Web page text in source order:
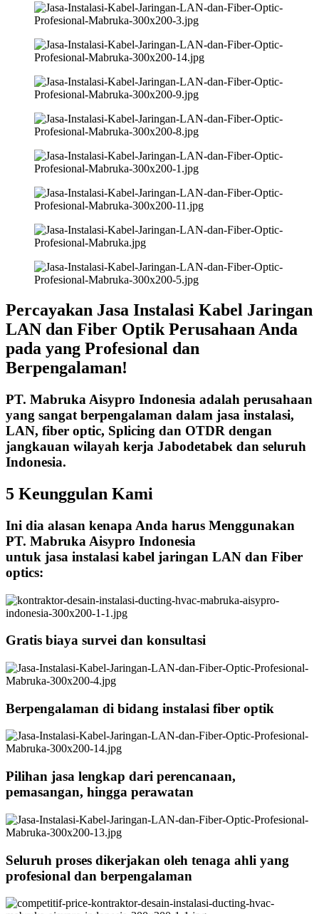
Percayakan Jasa Instalasi Kabel Jaringan
LAN dan Fiber Optik Perusahaan Anda
pada yang Profesional dan
Berpengalaman!
PT. Mabruka Aisypro Indonesia adalah perusahaan
yang sangat berpengalaman dalam jasa instalasi,
LAN, fiber optic, Splicing dan OTDR dengan
jangkauan wilayah kerja Jabodetabek dan seluruh
Indonesia.
5 Keunggulan Kami
Ini dia alasan kenapa Anda harus Menggunakan
PT. Mabruka Aisypro Indonesia
untuk jasa instalasi kabel jaringan LAN dan Fiber
optics:
Gratis biaya survei dan konsultasi
Berpengalaman di bidang instalasi fiber optik
Pilihan jasa lengkap dari perencanaan,
pemasangan, hingga perawatan
Seluruh proses dikerjakan oleh tenaga ahli yang
profesional dan berpengalaman